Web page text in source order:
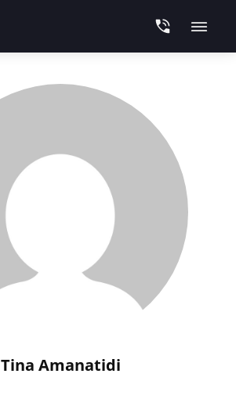
Tina Amanatidi